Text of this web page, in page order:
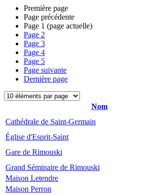
Première page
Page précédente
Page 1 (page actuelle)
Page 2
Page 3
Page 4
Page 5
Page suivante
Dernière page
Nom
Cathédrale de Saint-Germain
Église d'Esprit-Saint
Gare de Rimouski
Grand Séminaire de Rimouski
Maison Letendre
Maison Perron